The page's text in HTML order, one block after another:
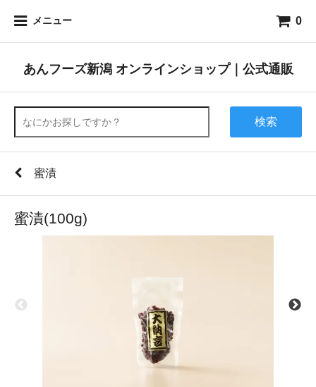
メニュー 0
あんフーズ新潟 オンラインショップ｜公式通販
検索
蜜漬
蜜漬(100g)